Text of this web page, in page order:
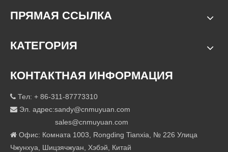
ПРЯМАЯ ССЫЛКА
КАТЕГОРИЯ
КОНТАКТНАЯ ИНФОРМАЦИЯ
 Тел: + 86-311-87773310
 Эл. адрес:sandy@cnmuyuan.com
sales@cnmuyuan.com
 Офис: Комната 1003, Rongding Tianxia, ​​№ 226 Улица
Чжунхуа, Шицзячжуан, Хэбэй, Китай